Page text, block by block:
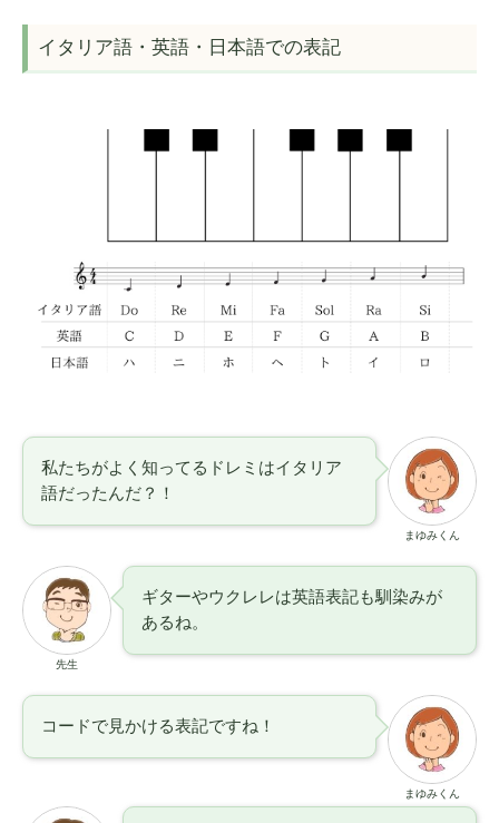
イタリア語・英語・日本語での表記
まゆみくん
私たちがよく知ってるドレミはイタリア
語だったんだ？！
先生
ギターやウクレレは英語表記も馴染みが
あるね。
まゆみくん
コードで見かける表記ですね！